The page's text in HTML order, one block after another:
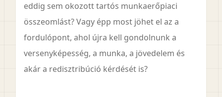
eddig sem okozott tartós munkaerőpiaci
összeomlást? Vagy épp most jöhet el az a
fordulópont, ahol újra kell gondolnunk a
versenyképesség, a munka, a jövedelem és
akár a redisztribúció kérdését is?